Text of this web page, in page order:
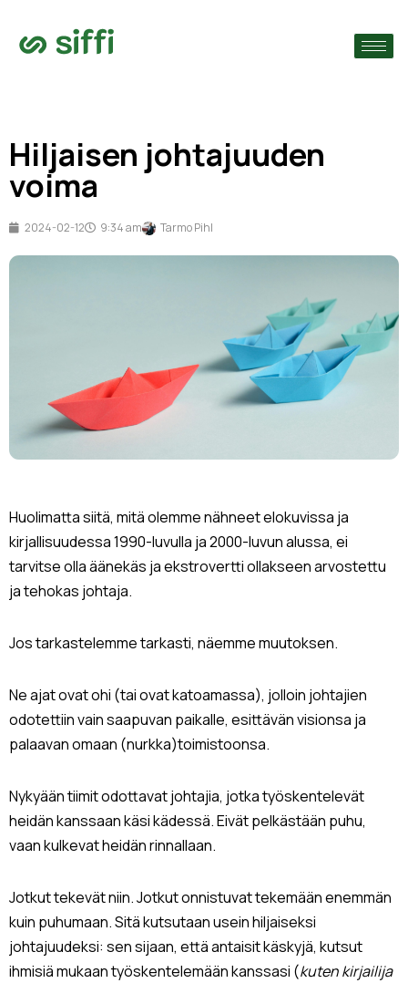
›
Hiljaisen johtajuuden
voima
2024-02-12 9:34 am Tarmo Pihl
Huolimatta siitä, mitä olemme nähneet elokuvissa ja
kirjallisuudessa 1990-luvulla ja 2000-luvun alussa, ei
tarvitse olla äänekäs ja ekstrovertti ollakseen arvostettu
ja tehokas johtaja.
Jos tarkastelemme tarkasti, näemme muutoksen.
Ne ajat ovat ohi (tai ovat katoamassa), jolloin johtajien
odotettiin vain saapuvan paikalle, esittävän visionsa ja
palaavan omaan (nurkka)toimistoonsa.
Nykyään tiimit odottavat johtajia, jotka työskentelevät
heidän kanssaan käsi kädessä. Eivät pelkästään puhu,
vaan kulkevat heidän rinnallaan.
Jotkut tekevät niin. Jotkut onnistuvat tekemään enemmän
kuin puhumaan. Sitä kutsutaan usein hiljaiseksi
johtajuudeksi: sen sijaan, että antaisit käskyjä, kutsut
ihmisiä mukaan työskentelemään kanssasi (kuten kirjailija